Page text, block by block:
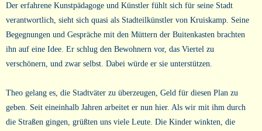
Der erfahrene Kunstpädagoge und Künstler fühlt sich für seine Stadt
verantwortlich, sieht sich quasi als Stadteilkünstler von Kruiskamp. Seine
Begegnungen und Gespräche mit den Müttern der Buitenkasten brachten
ihn auf eine Idee. Er schlug den Bewohnern vor, das Viertel zu
verschönern, und zwar selbst. Dabei würde er sie unterstützen.
Theo gelang es, die Stadtväter zu überzeugen, Geld für diesen Plan zu
geben. Seit eineinhalb Jahren arbeitet er nun hier. Als wir mit ihm durch
die Straßen gingen, grüßten uns viele Leute. Die Kinder winkten, die